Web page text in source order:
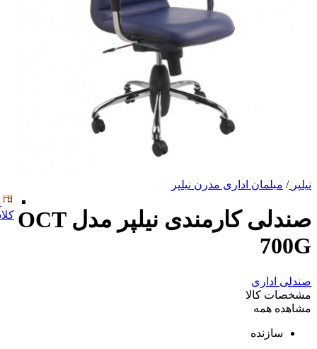
نیلپر / مبلمان اداری مدرن نیلپر
صندلی کارمندی نیلپر مدل OCT
700G
صندلی اداری
مشخصات کالا
مشاهده همه
سازنده